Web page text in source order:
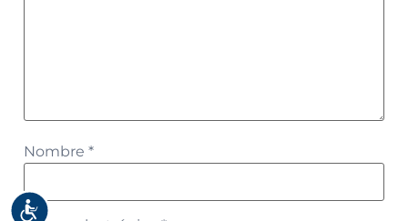
Accesibilidad
Nombre *